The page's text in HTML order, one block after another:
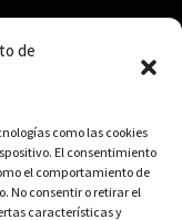
de
como las cookies
El consentimiento
el comportamiento de
No consentir o retirar el
características y